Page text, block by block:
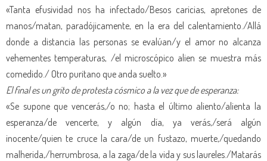
«Tanta efusividad nos ha infectado/Besos caricias, apretones de
manos/matan, paradójicamente, en la era del calentamiento./Allá
donde a distancia las personas se evalúan/y el amor no alcanza
vehementes temperaturas, /el microscópico alien se muestra más
comedido./ Otro puritano que anda suelto.»
El final es un grito de protesta cósmico a la vez que de esperanza:
«Se supone que vencerás,/o no; hasta el último aliento/alienta la
esperanza/de vencerte, y algún día, ya verás,/será algún
inocente/quien te cruce la cara/de un fustazo, muerte,/quedando
malherida,/herrumbrosa, a la zaga/de la vida y sus laureles./Matarás